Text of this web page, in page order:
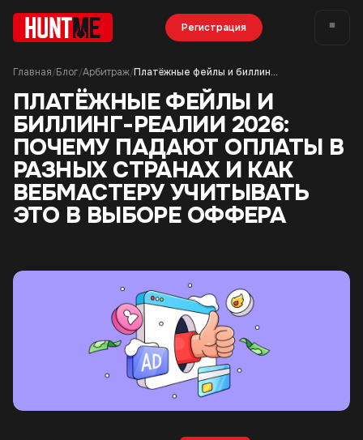
Регистрация
Главная/Блог/Арбитраж/ Платёжные фейлы и биллинг-реалии 2026: почему падают оплаты в разных странах и как вебмастеру учитывать это в выборе оффера
ПЛАТЁЖНЫЕ ФЕЙЛЫ И
БИЛЛИНГ-РЕАЛИИ 2026:
ПОЧЕМУ ПАДАЮТ ОПЛАТЫ В
РАЗНЫХ СТРАНАХ И КАК
ВЕБМАСТЕРУ УЧИТЫВАТЬ
ЭТО В ВЫБОРЕ ОФФЕРА